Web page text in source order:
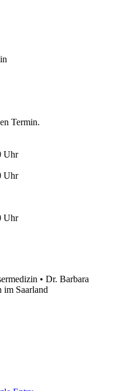
Termin.
Uhr
Uhr
Uhr
• Dr. Barbara
im Saarland